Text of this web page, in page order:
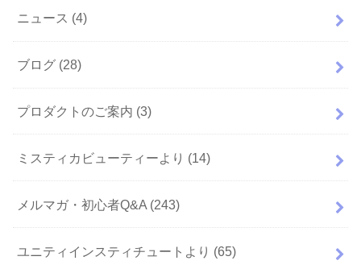
ニュース (4)
ブログ (28)
プロダクトのご案内 (3)
ミスティカビューティーより (14)
メルマガ・初心者Q&A (243)
ユニティインスティチュートより (65)